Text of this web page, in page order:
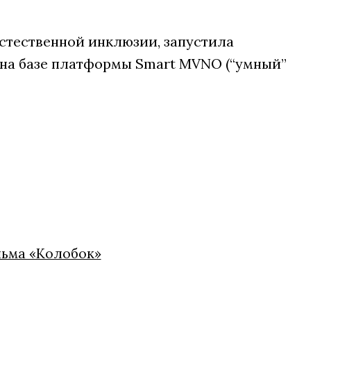
инклюзии, запустила
базе платформы Smart MVNO (“умный”
«Колобок»